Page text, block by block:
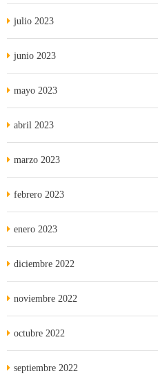
julio 2023
junio 2023
mayo 2023
abril 2023
marzo 2023
febrero 2023
enero 2023
diciembre 2022
noviembre 2022
octubre 2022
septiembre 2022